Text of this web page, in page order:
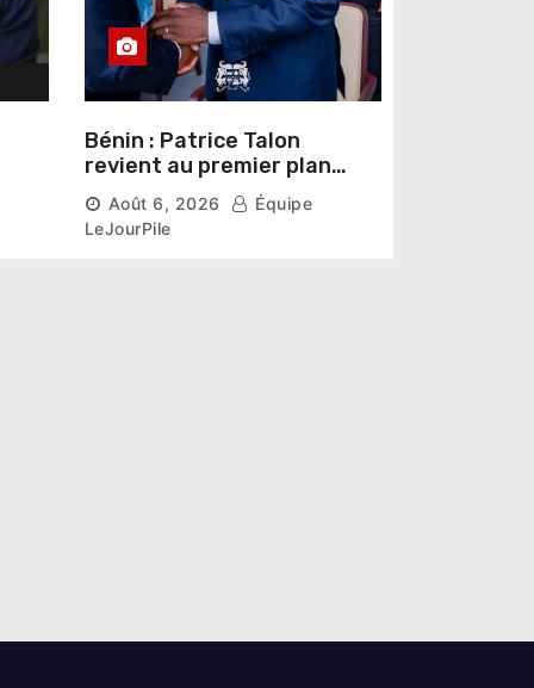
Bénin : Patrice Talon
revient au premier plan
institutionnel comme
premier président du Sénat
Août 6, 2026
Équipe
LeJourPile